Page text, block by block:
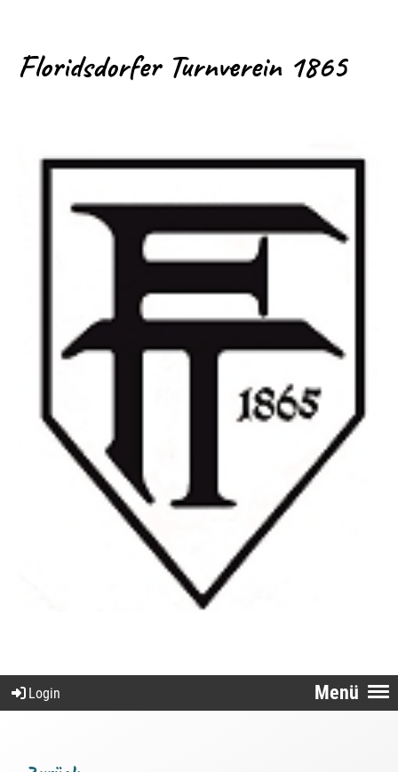
Floridsdorfer Turnverein 1865
Menü
Login